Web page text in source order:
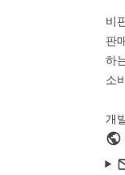
개
비
판
하
소